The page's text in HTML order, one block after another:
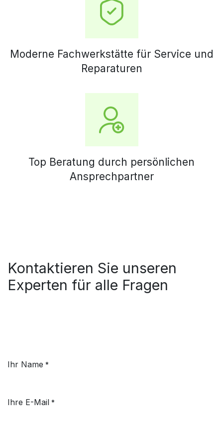
Moderne Fachwerkstätte für Service und
Reparaturen
Top Beratung durch persönlichen
Ansprechpartner
Kontaktieren Sie unseren
Experten für alle Fragen
Ihr Name *
Ihre E-Mail *